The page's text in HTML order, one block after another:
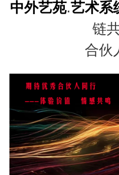
中外艺苑.艺术系
链
合伙